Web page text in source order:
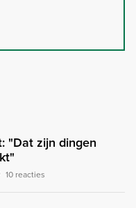
"Dat zijn dingen
10 reacties